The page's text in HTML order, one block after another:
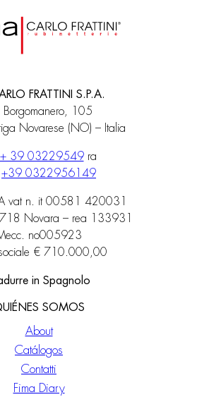
FRATTINI S.P.A.
Borgomanero, 105
Novarese (NO) – Italia
+ 39 03229549ra
+39 0322956149
vat n. it 00581 420031
Novara – rea 133931
no005923
€ 710.000,00
in Spagnolo
SOMOS
About
Catálogos
Contatti
Fima Diary